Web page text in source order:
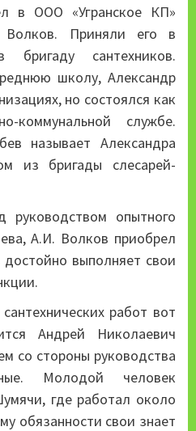
в ООО «Угранское КП»
Волков. Приняли его в
бригаду сантехников.
школу, Александр
но состоялся как
коммунальной службе.
называет Александра
из бригады слесарей-
руководством опытного
А.И. Волков приобрел
выполняет свои
работ вот
Андрей Николаевич
со стороны руководства
Молодой человек
где работал около
обязанности свои знает